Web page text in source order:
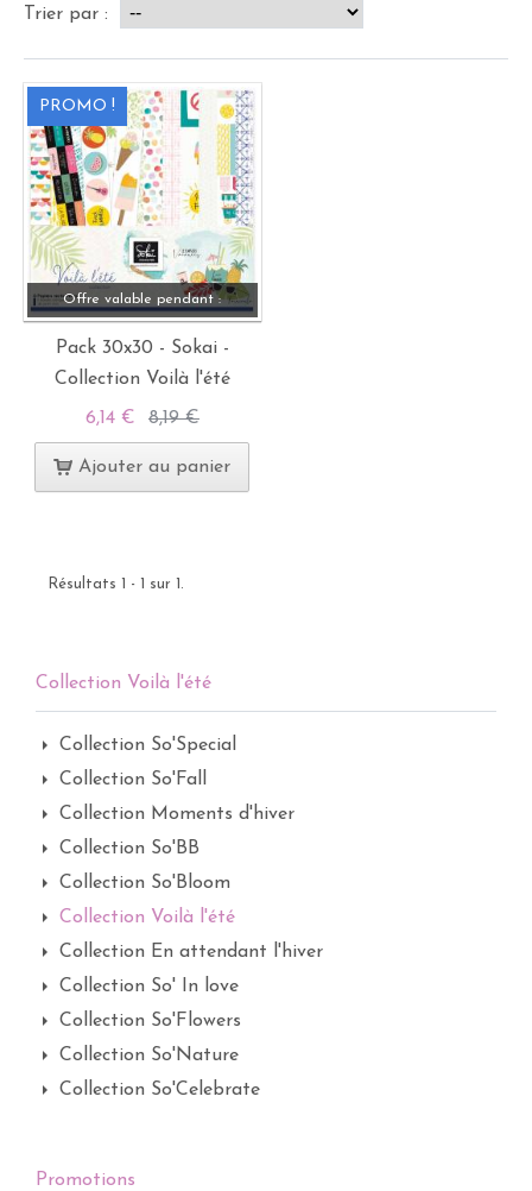
Trier par :
PROMO !
Offre valable pendant :
Pack 30x30 - Sokai -
Collection Voilà l'été
6,14 € 8,19 €
Ajouter au panier
Résultats 1 - 1 sur 1.
Collection Voilà l'été
Collection So'Special
Collection So'Fall
Collection Moments d'hiver
Collection So'BB
Collection So'Bloom
Collection Voilà l'été
Collection En attendant l'hiver
Collection So' In love
Collection So'Flowers
Collection So'Nature
Collection So'Celebrate
Promotions